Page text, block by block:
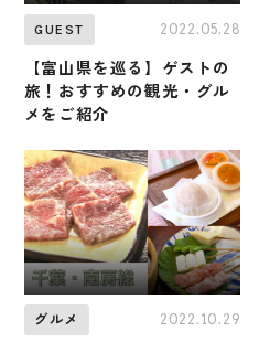
GUEST 2022.05.28
【富山県を巡る】ゲストの
旅！おすすめの観光・グル
メをご紹介
グルメ 2022.10.29